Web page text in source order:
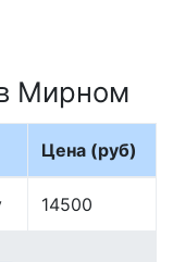
Мирном
Цена (руб)
14500